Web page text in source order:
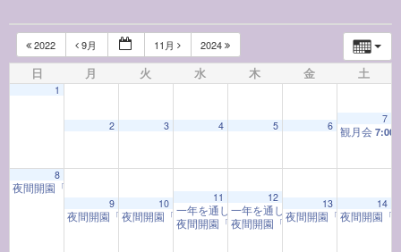
2022 9月 11月 2024
日 月 火 水 木 金 土
1
2 3 4 5 6
7
観月会 7:00
8
夜間開園「もみじの宴」
9
夜間開園「もみじの宴」6:00 PM
10
夜間開園「もみじの宴」6:00 PM
11
一年を通して学ぶ着物教室「着物と和の心」
夜間開園「もみじの宴」6:00 PM
12
一年を通して学ぶ着物教室「着物
夜間開園「もみじの宴」6:00 PM
13
夜間開園「もみじの宴
14
夜間開園「
12:00 AM